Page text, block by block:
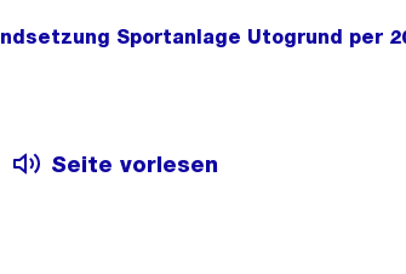
Sportanlage Utogrund per
Seite vorlesen